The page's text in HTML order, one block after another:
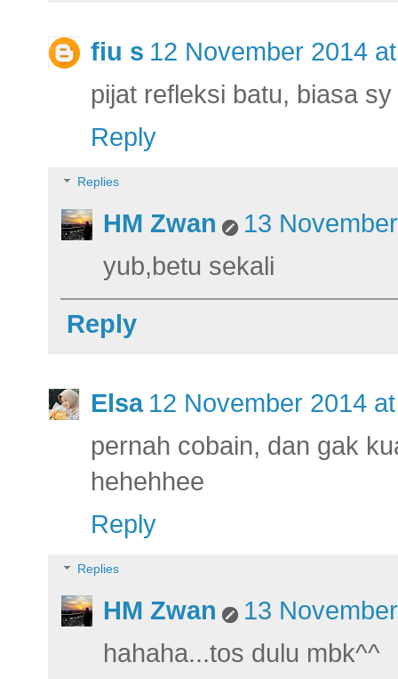
fiu s 12 November 2014
pijat refleksi batu, biasa
Reply
Replies
HM Zwan
13
yub,betu sekali
Reply
Elsa 12 November 2014
pernah cobain, dan gak
hehehhee
Reply
Replies
HM Zwan
13
hahaha...tos dulu mbk^^